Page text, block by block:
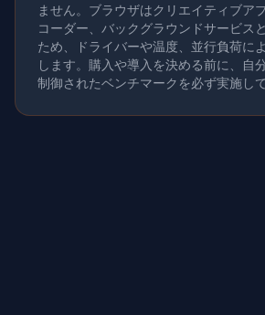
ません。ブラウザはクリエイティブア
コーダー、バックグラウンドサービス
ため、ドライバーや温度、並行負荷に
します。購入や導入を決める前に、自
制御されたベンチマークを必ず実施し